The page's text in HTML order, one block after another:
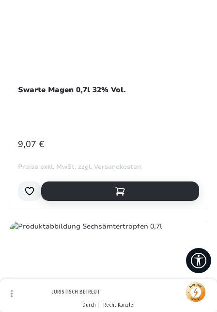
Swarte Magen 0,7l 32% Vol.
REGULÄRER PREIS:
9,07 €
Preise exkl. MwSt. zzgl. Versandkosten
JURISTISCH BETREUT
Durch IT-Recht Kanzlei